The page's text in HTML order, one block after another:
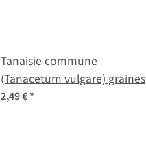
Tanaisie commune
(Tanacetum vulgare) graines
2,49 €*